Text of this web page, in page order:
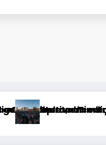
Uberlândia na
milhares deFitness